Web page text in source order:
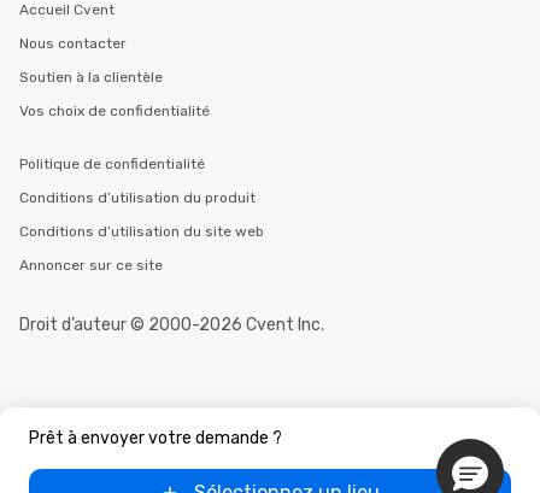
Prêt à envoyer votre demande ?
Accueil Cvent
Nous contacter
Soutien à la clientèle
Vos choix de confidentialité
Politique de confidentialité
Conditions d’utilisation du produit
Conditions d’utilisation du site web
Annoncer sur ce site
Droit d’auteur © 2000-2026 Cvent Inc.